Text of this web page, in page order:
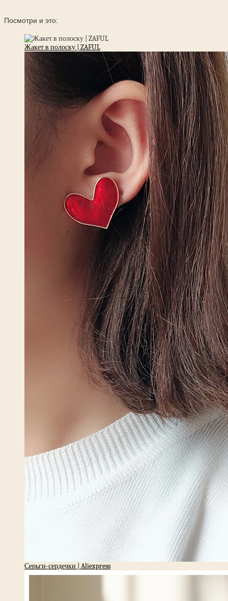
Посмотри и это:
Жакет в полоску | ZAFUL
Серьги-сердечки | Aliexpress